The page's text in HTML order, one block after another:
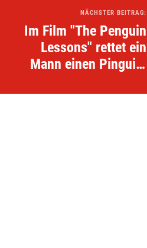
NÄCHSTER BEITRAG:
Im Film "The Penguin
Lessons" rettet ein
Mann einen Pinguin,
will